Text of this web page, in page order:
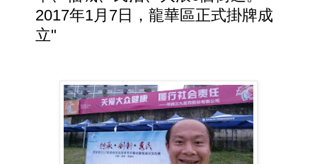
2017年1月7日，龍華區正式掛牌成
立"